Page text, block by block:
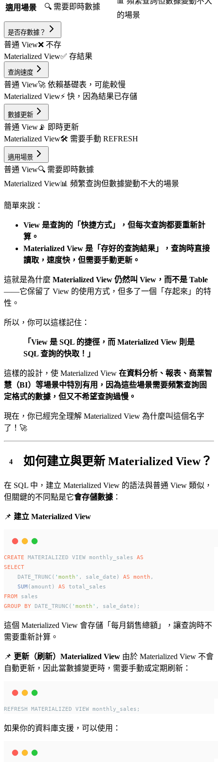
適用場景 🔍 需要即時數據
的場景
是否存數據？
普通 View❌ 不存
Materialized View✅ 存結果
查詢速度
普通 View🚀 依賴基礎表，可能較慢
Materialized View⚡ 快，因為結果已存儲
數據更新
普通 View 📡 即時更新
Materialized View🛠 需要手動 REFRESH
適用場景
普通 View🔍 需要即時數據
Materialized View📊 頻繁查詢但數據變動不大的場景
簡單來說：
View 是查詢的「快捷方式」，但每次查詢都要重新計
算。
Materialized View 是「存好的查詢結果」，查詢時直接
讀取，速度快，但需要手動更新。
這就是為什麼 Materialized View 仍然叫 View，而不是 Table
——它保留了 View 的使用方式，但多了一個「存起來」的特
性。
所以，你可以這樣記住：
「View 是 SQL 的捷徑，而 Materialized View 則是
SQL 查詢的快取！」
這樣的設計，使 Materialized View 在資料分析、報表、商業智
慧（BI）等場景中特別有用，因為這些場景需要頻繁查詢固
定格式的數據，但又不希望查詢過慢。
現在，你已經完全理解 Materialized View 為什麼叫這個名字
了！🚀
如何建立與更新 Materialized View？
在 SQL 中，建立 Materialized View 的語法與普通 View 類似，
但關鍵的不同點是它會存儲數據 ：
📌 建立 Materialized View
CREATE MATERIALIZED VIEW monthly_sales AS
SELECT
    DATE_TRUNC(
' month ' , sale_date) AS month ,
SUM(amount) AS total_sales
FROM sales
GROUP BY DATE_TRUNC( ' month ' , sale_date);
這個 Materialized View 會存儲「每月銷售總額」，讓查詢時不
需要重新計算。
📌 更新（刷新）Materialized View 由於 Materialized View 不會
自動更新，因此當數據變更時，需要手動或定期刷新：
REFRESH MATERIALIZED VIEW monthly_sales;
如果你的資料庫支援，可以使用：